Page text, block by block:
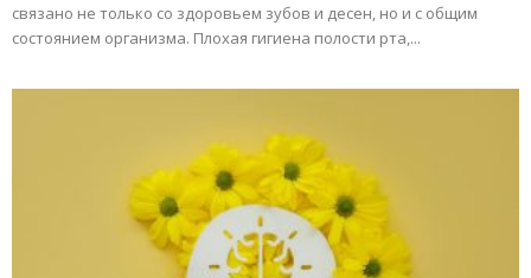
связано не только со здоровьем зубов и десен, но и с общим
состоянием организма. Плохая гигиена полости рта,...